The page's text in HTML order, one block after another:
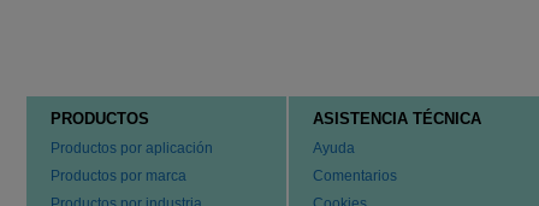
PRODUCTOS
Productos por aplicación
Productos por marca
ASISTENCIA TÉCNICA
Ayuda
Comentarios